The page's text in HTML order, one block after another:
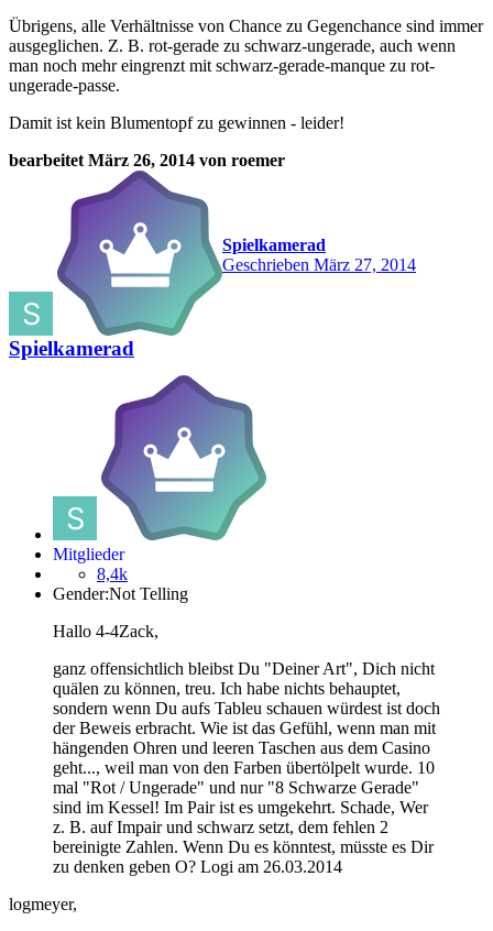
Übrigens, alle Verhältnisse von Chance zu Gegenchance sind immer
ausgeglichen. Z. B. rot-gerade zu schwarz-ungerade, auch wenn
man noch mehr eingrenzt mit schwarz-gerade-manque zu rot-
ungerade-passe.
Damit ist kein Blumentopf zu gewinnen - leider!
bearbeitet März 26, 2014 von roemer
Spielkamerad
Geschrieben März 27, 2014
Spielkamerad
Mitglieder
8,4k
Gender:Not Telling
Hallo 4-4Zack,
ganz offensichtlich bleibst Du "Deiner Art", Dich nicht
quälen zu können, treu. Ich habe nichts behauptet,
sondern wenn Du aufs Tableu schauen würdest ist doch
der Beweis erbracht. Wie ist das Gefühl, wenn man mit
hängenden Ohren und leeren Taschen aus dem Casino
geht..., weil man von den Farben übertölpelt wurde. 10
mal "Rot / Ungerade" und nur "8 Schwarze Gerade"
sind im Kessel! Im Pair ist es umgekehrt. Schade, Wer
z. B. auf Impair und schwarz setzt, dem fehlen 2
bereinigte Zahlen. Wenn Du es könntest, müsste es Dir
zu denken geben O? Logi am 26.03.2014
logmeyer,